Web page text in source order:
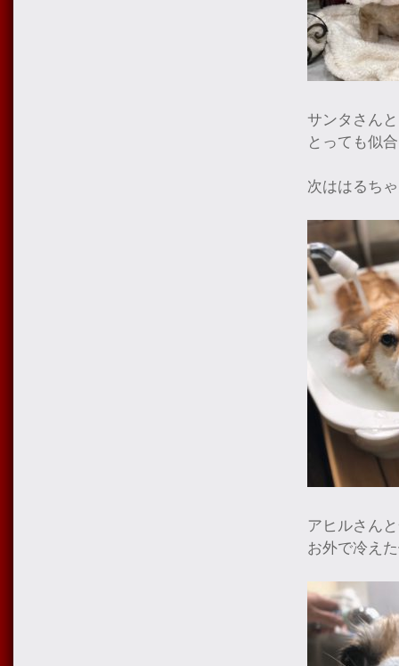
サンタさん
とっても似
次ははるち
アヒルさん
お外で冷え